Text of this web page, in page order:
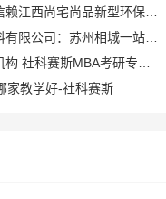
苏州百年豪庭新材料有限公司：苏州相城一站式家装设计多少钱拎包入住
大连大学mba培训机构 社科赛斯MBA考研专业辅导机构
家教学好-社科赛斯